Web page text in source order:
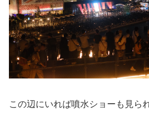
この辺にいれば噴水ショーも見ら